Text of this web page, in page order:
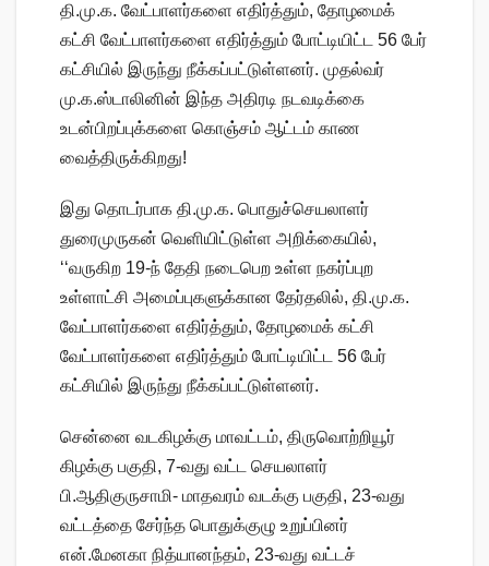
தி.மு.க. வேட்பாளர்களை எதிர்த்தும், தோழமைக்
கட்சி வேட்பாளர்களை எதிர்த்தும் போட்டியிட்ட 56 பேர்
கட்சியில் இருந்து நீக்கப்பட்டுள்ளனர். முதல்வர்
மு.க.ஸ்டாலினின் இந்த அதிரடி நடவடிக்கை
உடன்பிறப்புக்களை கொஞ்சம் ஆட்டம் காண
வைத்திருக்கிறது!
இது தொடர்பாக தி.மு.க. பொதுச்செயலாளர்
துரைமுருகன் வெளியிட்டுள்ள அறிக்கையில்,
‘‘வருகிற 19-ந் தேதி நடைபெற உள்ள நகர்ப்புற
உள்ளாட்சி அமைப்புகளுக்கான தேர்தலில், தி.மு.க.
வேட்பாளர்களை எதிர்த்தும், தோழமைக் கட்சி
வேட்பாளர்களை எதிர்த்தும் போட்டியிட்ட 56 பேர்
கட்சியில் இருந்து நீக்கப்பட்டுள்ளனர்.
சென்னை வடகிழக்கு மாவட்டம், திருவொற்றியூர்
கிழக்கு பகுதி, 7-வது வட்ட செயலாளர்
பி.ஆதிகுருசாமி- மாதவரம் வடக்கு பகுதி, 23-வது
வட்டத்தை சேர்ந்த பொதுக்குழு உறுப்பினர்
என்.மேனகா நித்யானந்தம், 23-வது வட்டச்